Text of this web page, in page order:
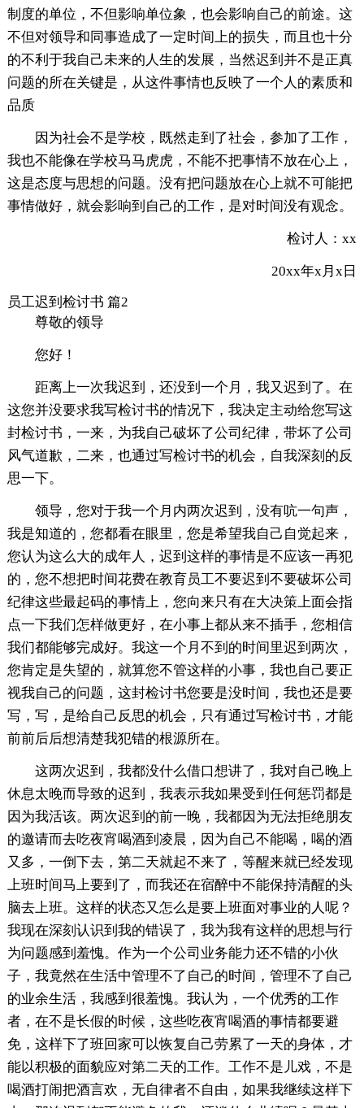
制度的单位，不但影响单位象，也会影响自己的前途。这
不但对领导和同事造成了一定时间上的损失，而且也十分
的不利于我自己未来的人生的发展，当然迟到并不是正真
问题的所在关键是，从这件事情也反映了一个人的素质和
品质
因为社会不是学校，既然走到了社会，参加了工作，
我也不能像在学校马马虎虎，不能不把事情不放在心上，
这是态度与思想的问题。没有把问题放在心上就不可能把
事情做好，就会影响到自己的工作，是对时间没有观念。
检讨人：xx
20xx年x月x日
员工迟到检讨书 篇2
尊敬的领导
您好！
距离上一次我迟到，还没到一个月，我又迟到了。在
这您并没要求我写检讨书的情况下，我决定主动给您写这
封检讨书，一来，为我自己破坏了公司纪律，带坏了公司
风气道歉，二来，也通过写检讨书的机会，自我深刻的反
思一下。
领导，您对于我一个月内两次迟到，没有吭一句声，
我是知道的，您都看在眼里，您是希望我自己自觉起来，
您认为这么大的成年人，迟到这样的事情是不应该一再犯
的，您不想把时间花费在教育员工不要迟到不要破坏公司
纪律这些最起码的事情上，您向来只有在大决策上面会指
点一下我们怎样做更好，在小事上都从来不插手，您相信
我们都能够完成好。我这一个月不到的时间里迟到两次，
您肯定是失望的，就算您不管这样的小事，我也自己要正
视我自己的问题，这封检讨书您要是没时间，我也还是要
写，写，是给自己反思的机会，只有通过写检讨书，才能
前前后后想清楚我犯错的根源所在。
这两次迟到，我都没什么借口想讲了，我对自己晚上
休息太晚而导致的迟到，我表示我如果受到任何惩罚都是
因为我活该。两次迟到的前一晚，我都因为无法拒绝朋友
的邀请而去吃夜宵喝酒到凌晨，因为自己不能喝，喝的酒
又多，一倒下去，第二天就起不来了，等醒来就已经发现
上班时间马上要到了，而我还在宿醉中不能保持清醒的头
脑去上班。这样的状态又怎么是要上班面对事业的人呢？
我现在深刻认识到我的错误了，我为我有这样的思想与行
为问题感到羞愧。作为一个公司业务能力还不错的小伙
子，我竟然在生活中管理不了自己的时间，管理不了自己
的业余生活，我感到很羞愧。我认为，一个优秀的工作
者，在不是长假的时候，这些吃夜宵喝酒的事情都要避
免，这样下了班回家可以恢复自己劳累了一天的身体，才
能以积极的面貌应对第二天的工作。工作不是儿戏，不是
喝酒打闹把酒言欢，无自律者不自由，如果我继续这样下